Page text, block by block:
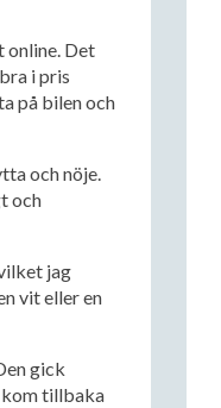
online. Det
i pris
på bilen och
och nöje.
och
jag
vit eller en
gick
kom tillbaka